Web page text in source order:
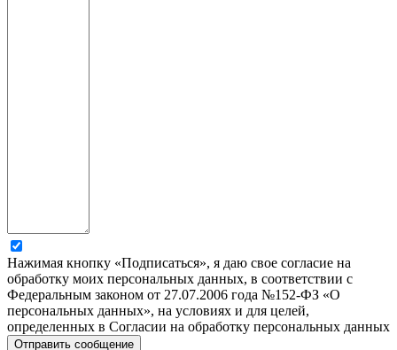
Нажимая кнопку «Подписаться», я даю свое согласие на
обработку моих персональных данных, в соответствии с
Федеральным законом от 27.07.2006 года №152-ФЗ «О
персональных данных», на условиях и для целей,
определенных в Согласии на обработку персональных данных